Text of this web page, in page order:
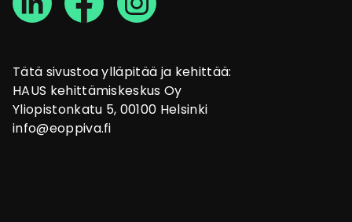
Tätä sivustoa ylläpitää ja kehittää:
HAUS kehittämiskeskus Oy
Yliopistonkatu 5, 00100 Helsinki
info@eoppiva.fi